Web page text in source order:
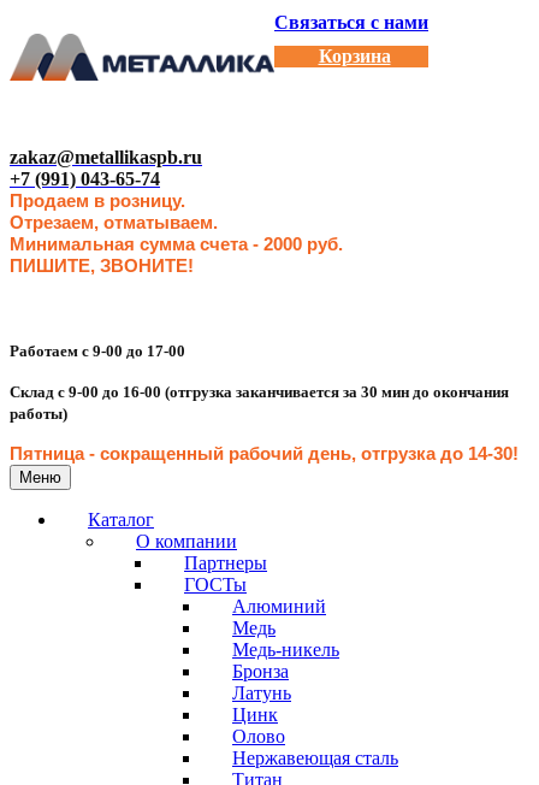
Связаться с нами
Корзина
zakaz@metallikaspb.ru
+7 (991) 043-65-74
Продаем в розницу.
Отрезаем, отматываем.
Минимальная сумма счета - 2000 руб.
ПИШИТЕ, ЗВОНИТЕ!
Работаем с 9-00 до 17-00
Склад с 9-00 до 16-00 (отгрузка заканчивается за 30 мин до окончания
работы)
Пятница - сокращенный рабочий день, отгрузка до 14-30!
Меню
Каталог
О компании
Партнеры
ГОСТы
Алюминий
Медь
Медь-никель
Бронза
Латунь
Цинк
Олово
Нержавеющая сталь
Титан